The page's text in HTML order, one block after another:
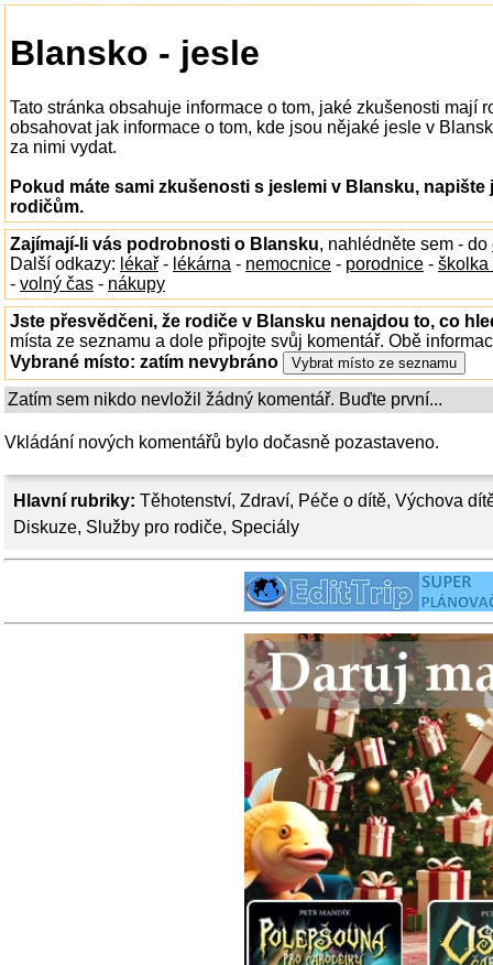
Hlavní rubriky: Těhotenství, Zdraví, Péče o dítě, Výchova
Diskuze, Služby pro rodiče, Speciály
Blansko - jesle
Tato stránka obsahuje informace o tom, jaké zkušenosti mají
obsahovat jak informace o tom, kde jsou nějaké jesle v
za nimi vydat.
Pokud máte sami zkušenosti s jeslemi v Blansku,
rodičům.
Zajímají-li vás podrobnosti o Blansku, nahlédněte sem - do
Další odkazy: lékař - lékárna - nemocnice - porodnice - školka
- volný čas - nákupy
Jste přesvědčeni, že rodiče v Blansku nenajdou to, co
místa ze seznamu a dole připojte svůj komentář. Obě
Vybrané místo: zatím nevybráno
Zatím sem nikdo nevložil žádný komentář. Buďte první...
Vkládání nových komentářů bylo dočasně pozastaveno.